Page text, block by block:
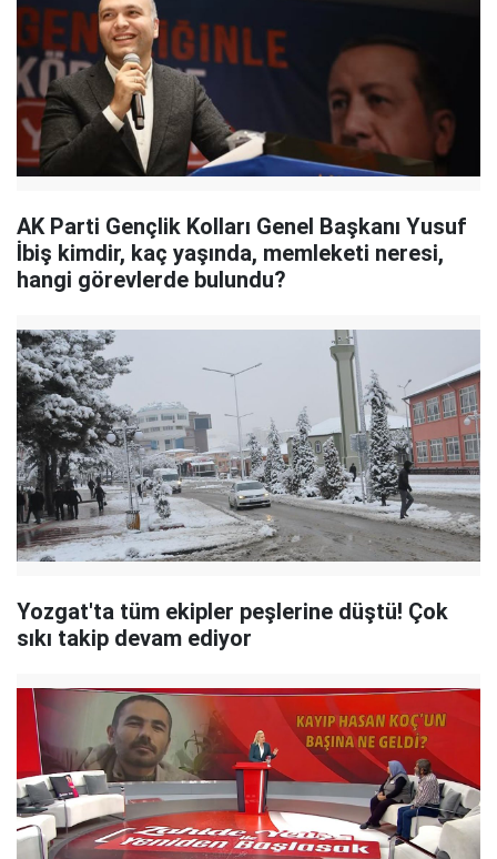
AK Parti Gençlik Kolları Genel Başkanı Yusuf
İbiş kimdir, kaç yaşında, memleketi neresi,
hangi görevlerde bulundu?
Yozgat'ta tüm ekipler peşlerine düştü! Çok
sıkı takip devam ediyor